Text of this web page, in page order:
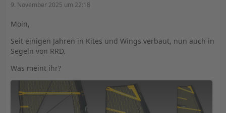
9. November 2025 um 22:18
Moin,
Seit einigen Jahren in Kites und Wings verbaut, nun auch in
Segeln von RRD.
Was meint ihr?